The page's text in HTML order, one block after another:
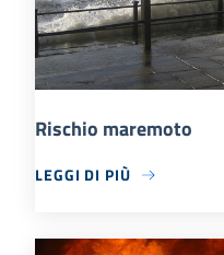
Rischio maremoto
LEGGI DI PIÙ